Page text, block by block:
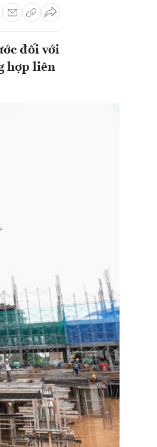
đối với
hợp liên